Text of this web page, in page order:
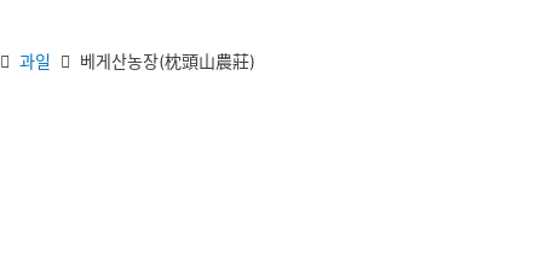
과일 베게산농장(枕頭山農莊)